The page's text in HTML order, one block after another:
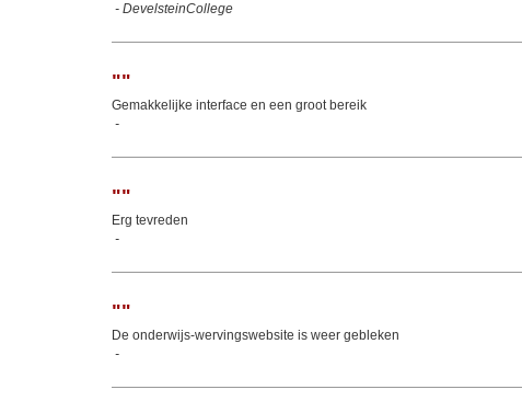
- DevelsteinCollege
""
Gemakkelijke interface en een groot bereik
-
""
Erg tevreden
-
""
De onderwijs‑wervingswebsite is weer gebleken
-